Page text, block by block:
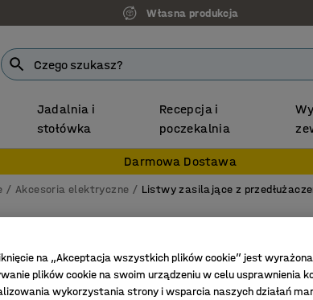
Własna produkcja
Jadalnia i
stołówka
Recepcja i
poczekalnia
Darmowa Dostawa
Akcesoria elektryczne Listwy zasilające z
8
Nr
na „Akceptacja wszystkich plików cookie” jest
plików cookie na swoim urządzeniu w celu usprawnienia
wykorzystania strony i wsparcia naszych działań